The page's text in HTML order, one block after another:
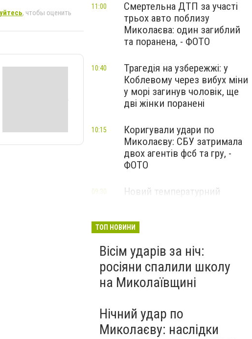
, чтобы оценить
Смертельна ДТП за участі
трьох авто поблизу
Миколаєва: один загиблий
та поранена, - ФОТО
11:00
Трагедія на узбережжі: у
Коблевому через вибух міни
у морі загинув чоловік, ще
дві жінки поранені
10:40
Коригували удари по
Миколаєву: СБУ затримала
двох агентів фсб та гру, -
ФОТО
10:15
Новий температурний
09:30
ТОП НОВИНИ
Вісім ударів за ніч:
росіяни спалили школу
на Миколаївщині
Нічний удар по
Миколаєву: наслідки